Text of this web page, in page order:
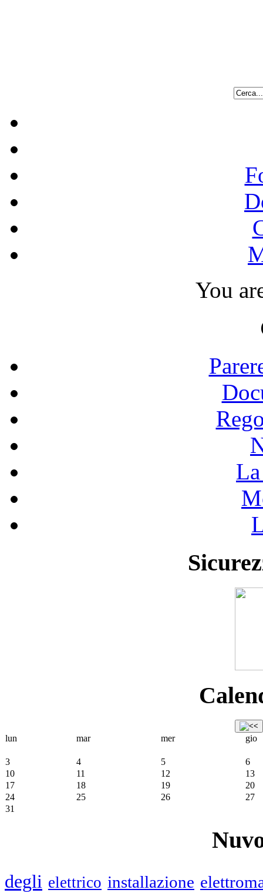
You
lun
mar mer gio
3 4 5
6
10
11 12
13
17
18 19
20
24
25 26
27
31
degli elettrico installazione